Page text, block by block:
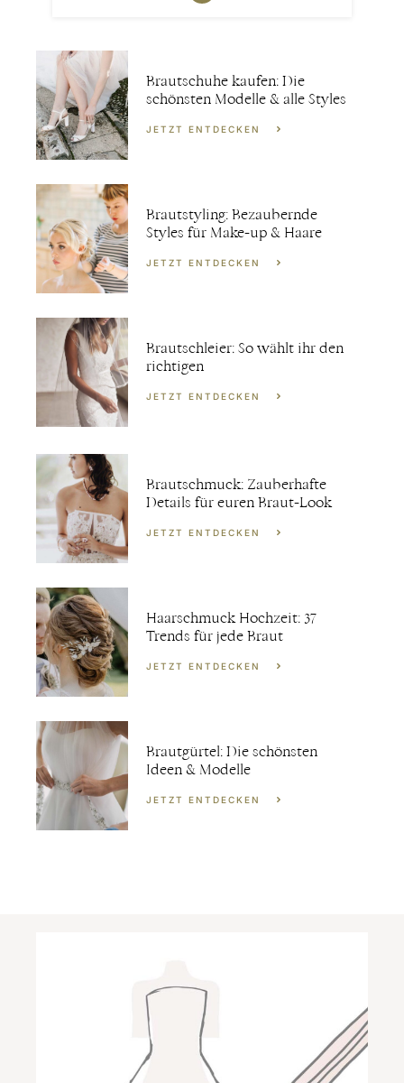
Brautschuhe kaufen: Die
schönsten Modelle & alle Styles
JETZT ENTDECKEN
Brautstyling: Bezaubernde
Styles für Make-up & Haare
JETZT ENTDECKEN
Brautschleier: So wählt ihr den
richtigen
JETZT ENTDECKEN
Brautschmuck: Zauberhafte
Details für euren Braut-Look
JETZT ENTDECKEN
Haarschmuck Hochzeit: 37
Trends für jede Braut
JETZT ENTDECKEN
Brautgürtel: Die schönsten
Ideen & Modelle
JETZT ENTDECKEN